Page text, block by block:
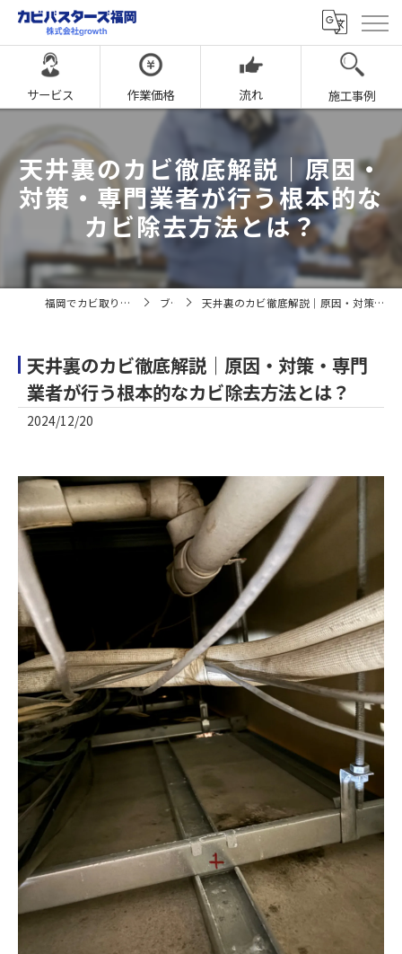
サービス 作業価格 流れ 施工事例
天井裏のカビ徹底解説｜原因・
対策・専門業者が行う根本的な
カビ除去方法とは？
福岡でカビ取りならカビバスターズ福岡 ブログ 天井裏のカビ徹底解説｜原因・対策・専門業者が行う根本的なカビ除去方法とは？
天井裏のカビ徹底解説｜原因・対策・専門
業者が行う根本的なカビ除去方法とは？
2024/12/20